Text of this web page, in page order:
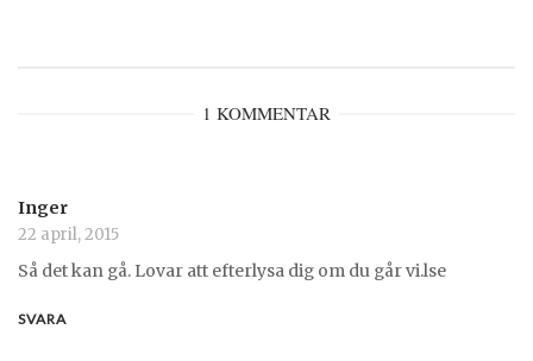
1 KOMMENTAR
Inger
22 april, 2015
Så det kan gå. Lovar att efterlysa dig om du går vi.lse
SVARA